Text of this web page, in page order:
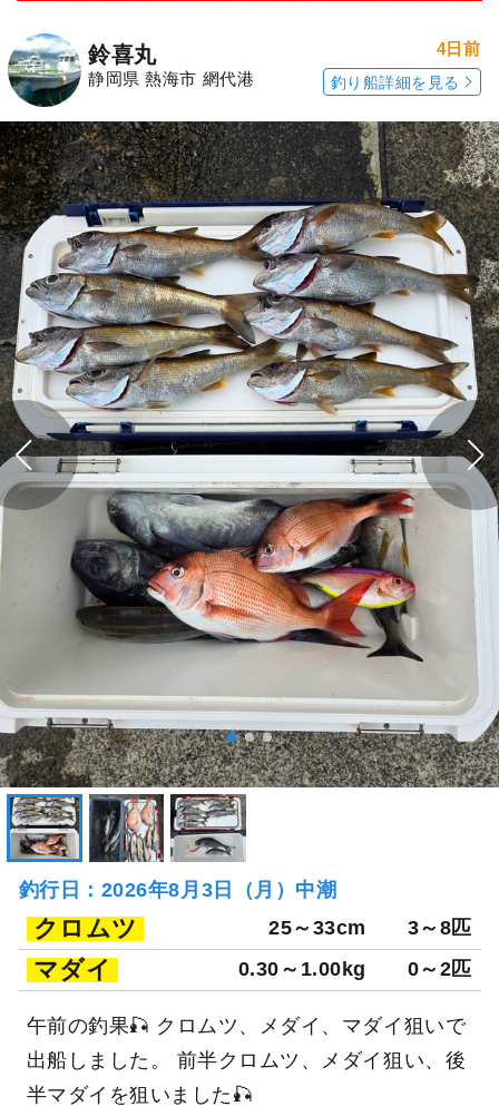
鈴喜丸
静岡県 熱海市 網代港
4日前
釣り船詳細を見る
釣行日：2026年8月3日（月）中潮
クロムツ 25～33cm 3～8匹
マダイ 0.30～1.00kg 0～2匹
午前の釣果🎣 クロムツ、メダイ、マダイ狙いで
出船しました。 前半クロムツ、メダイ狙い、後
半マダイを狙いました🎣